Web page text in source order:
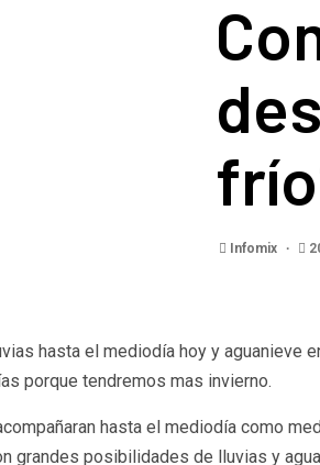
Infomix
hasta el mediodía hoy y aguanieve
porque tendremos mas invierno.
hasta el mediodía como
grandes posibilidades de lluvias y